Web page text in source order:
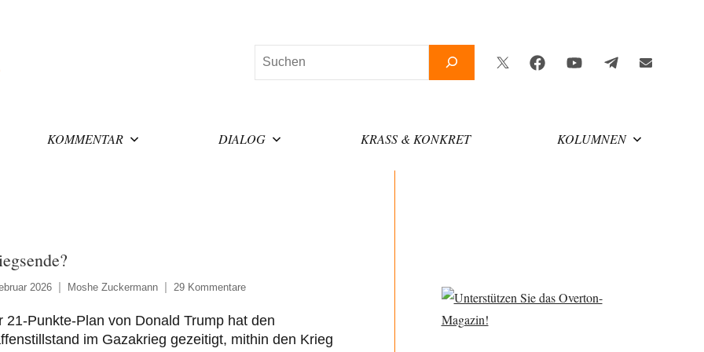
Suchen
Twitter
FacebookYouTubeTelegramNewsletter
KOMMENTAR DIALOG KRASS & KONKRET KOLUMNEN
2026 Moshe Zuckermann 29 Kommentare
21-Punkte-Plan von Donald Trump hat den
im Gazakrieg gezeitigt, mithin den Krieg